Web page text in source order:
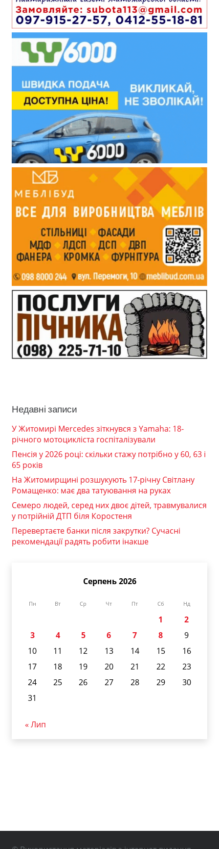
Недавні записи
У Житомирі Mercedes зіткнувся з Yamaha: 18-
річного мотоцикліста госпіталізували
Пенсія у 2026 році: скільки стажу потрібно у 60, 63 і
65 років
На Житомирщині розшукують 17-річну Світлану
Ромащенко: має два татуювання на руках
Семеро людей, серед них двоє дітей, травмувалися
у потрійній ДТП біля Коростеня
Перевертаєте банки після закрутки? Сучасні
рекомендації радять робити інакше
Серпень 2026
Пн Вт Ср Чт Пт Сб Нд
1
2
3
4 5 6 7 8
9
10
11 12 13 14 15
16
17
18 19 20 21 22
23
24
25 26 27 28 29
30
31
« Лип